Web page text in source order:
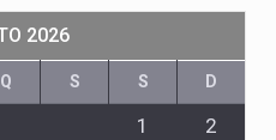
2026
Q S S D
1
2